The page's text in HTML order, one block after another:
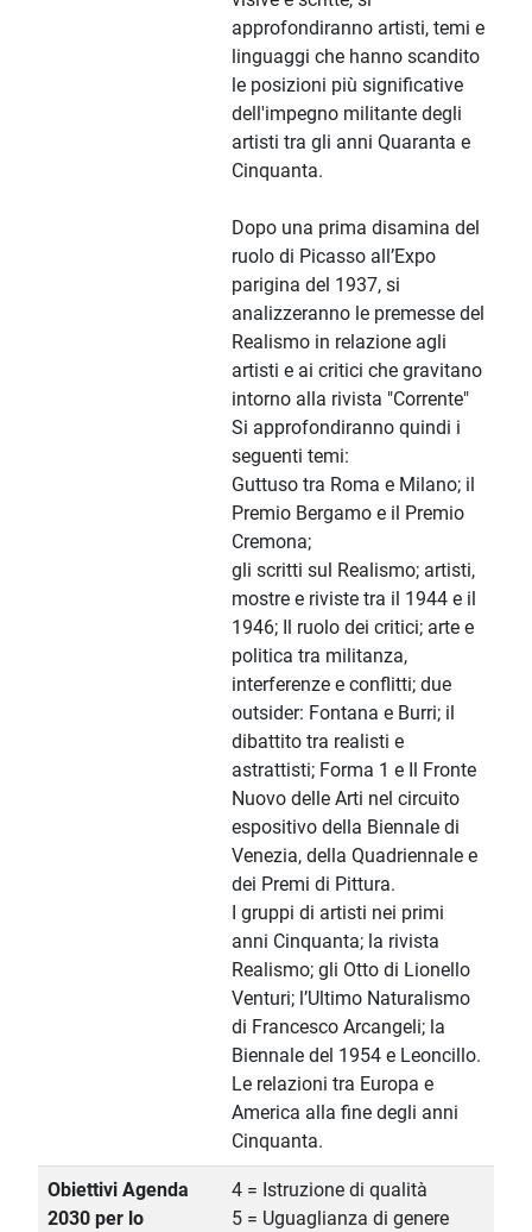
approfondiranno artisti, temi e
linguaggi che hanno scandito
le posizioni più significative
dell'impegno militante degli
artisti tra gli anni Quaranta e
Cinquanta.
Dopo una prima disamina del
ruolo di Picasso all’Expo
parigina del 1937, si
analizzeranno le premesse del
Realismo in relazione agli
artisti e ai critici che gravitano
intorno alla rivista "Corrente"
Si approfondiranno quindi i
seguenti temi:
Guttuso tra Roma e Milano; il
Premio Bergamo e il Premio
Cremona;
gli scritti sul Realismo; artisti,
mostre e riviste tra il 1944 e il
1946; Il ruolo dei critici; arte e
politica tra militanza,
interferenze e conflitti; due
outsider: Fontana e Burri; il
dibattito tra realisti e
astrattisti; Forma 1 e Il Fronte
Nuovo delle Arti nel circuito
espositivo della Biennale di
Venezia, della Quadriennale e
dei Premi di Pittura.
I gruppi di artisti nei primi
anni Cinquanta; la rivista
Realismo; gli Otto di Lionello
Venturi; l’Ultimo Naturalismo
di Francesco Arcangeli; la
Biennale del 1954 e Leoncillo.
Le relazioni tra Europa e
America alla fine degli anni
Cinquanta.
Obiettivi Agenda
2030 per lo
4 = Istruzione di qualità
5 = Uguaglianza di genere